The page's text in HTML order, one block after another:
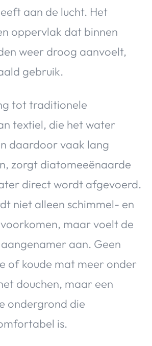
aan de lucht. Het
oppervlak dat binnen
weer droog aanvoelt,
gebruik.
tot traditionele
textiel, die het water
daardoor vaak lang
zorgt diatomeeënaarde
direct wordt afgevoerd.
niet alleen schimmel- en
maar voelt de
aan. Geen
of koude mat meer onder
douchen, maar een
ondergrond die
is.